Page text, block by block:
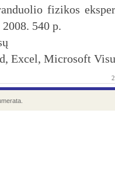
fizikos
540 p.
Excel, Microsoft